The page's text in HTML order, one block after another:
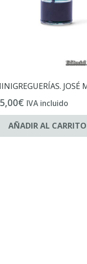
JOSÉ
€ IVA incluido
AÑADIR AL CARRITO